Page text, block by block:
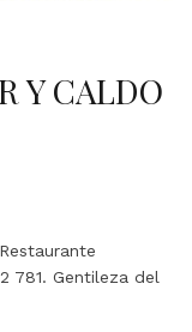
Y CALDO
781. Gentileza del